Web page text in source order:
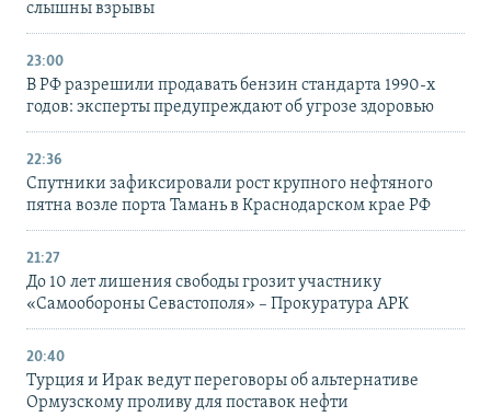
слышны взрывы
23:00
В РФ разрешили продавать бензин стандарта 1990-х
годов: эксперты предупреждают об угрозе здоровью
22:36
Спутники зафиксировали рост крупного нефтяного
пятна возле порта Тамань в Краснодарском крае РФ
21:27
До 10 лет лишения свободы грозит участнику
«Самообороны Севастополя» – Прокуратура АРК
20:40
Турция и Ирак ведут переговоры об альтернативе
Ормузскому проливу для поставок нефти